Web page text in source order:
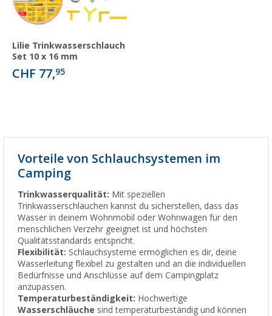
Lilie Trinkwasserschlauch
Set 10 x 16 mm
CHF 77,95
Vorteile von Schlauchsystemen im
Camping
Trinkwasserqualität: Mit speziellen
Trinkwasserschläuchen kannst du sicherstellen, dass das
Wasser in deinem Wohnmobil oder Wohnwagen für den
menschlichen Verzehr geeignet ist und höchsten
Qualitätsstandards entspricht.
Flexibilität: Schlauchsysteme ermöglichen es dir, deine
Wasserleitung flexibel zu gestalten und an die individuellen
Bedürfnisse und Anschlüsse auf dem Campingplatz
anzupassen.
Temperaturbeständigkeit: Hochwertige
Wasserschläuche sind temperaturbeständig und können